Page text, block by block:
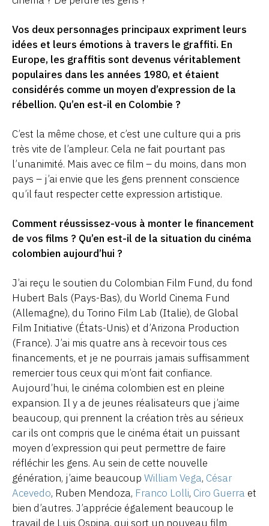
Vos deux personnages principaux expriment leurs
idées et leurs émotions à travers le graffiti. En
Europe, les graffitis sont devenus véritablement
populaires dans les années 1980, et étaient
considérés comme un moyen d’expression de la
rébellion. Qu’en est-il en Colombie ?
C’est la même chose, et c’est une culture qui a pris
très vite de l’ampleur. Cela ne fait pourtant pas
l’unanimité. Mais avec ce film – du moins, dans mon
pays – j’ai envie que les gens prennent conscience
qu’il faut respecter cette expression artistique.
Comment réussissez-vous à monter le financement
de vos films ? Qu’en est-il de la situation du cinéma
colombien aujourd’hui ?
J’ai reçu le soutien du Colombian Film Fund, du fond
Hubert Bals (Pays-Bas), du World Cinema Fund
(Allemagne), du Torino Film Lab (Italie), de Global
Film Initiative (États-Unis) et d’Arizona Production
(France). J’ai mis quatre ans à recevoir tous ces
financements, et je ne pourrais jamais suffisamment
remercier tous ceux qui m’ont fait confiance.
Aujourd’hui, le cinéma colombien est en pleine
expansion. Il y a de jeunes réalisateurs que j’aime
beaucoup, qui prennent la création très au sérieux
car ils ont compris que le cinéma était un puissant
moyen d’expression qui peut permettre de faire
réfléchir les gens. Au sein de cette nouvelle
génération, j’aime beaucoup William Vega, César
Acevedo, Ruben Mendoza, Franco Lolli, Ciro Guerra et
bien d’autres. J’apprécie également beaucoup le
travail de Luis Ospina, qui sort un nouveau film